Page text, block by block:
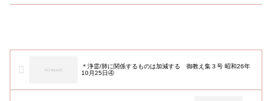
＊浄霊/肺に関係するものは加減する 御教え集３号 昭和26年
10月25日④